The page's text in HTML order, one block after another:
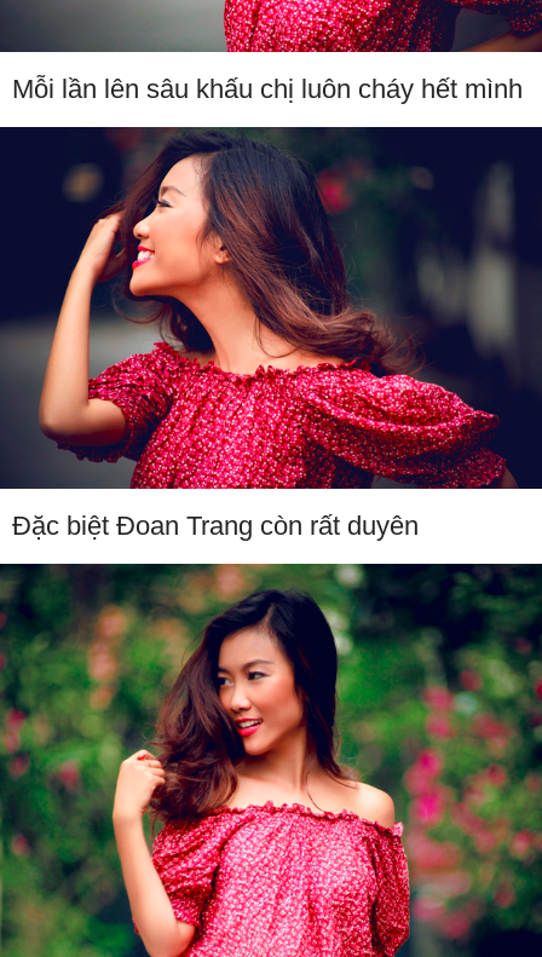
Mỗi lần lên sâu khấu chị luôn cháy hết mình
Đặc biệt Đoan Trang còn rất duyên